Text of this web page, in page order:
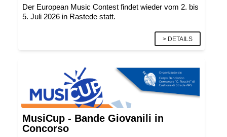
Der European Music Contest findet wieder vom 2. bis
5. Juli 2026 in Rastede statt.
> DETAILS
MusiCup - Bande Giovanili in
Concorso